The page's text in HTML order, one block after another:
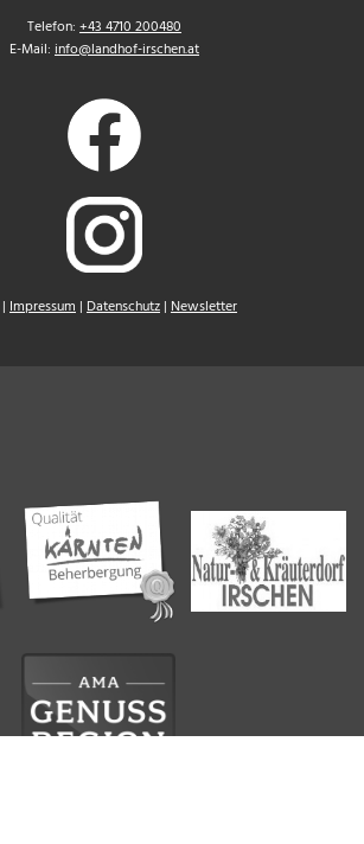
Telefon: +43 4710 200480
E-Mail: info@landhof-irschen.at
| Impressum | Datenschutz | Newsletter